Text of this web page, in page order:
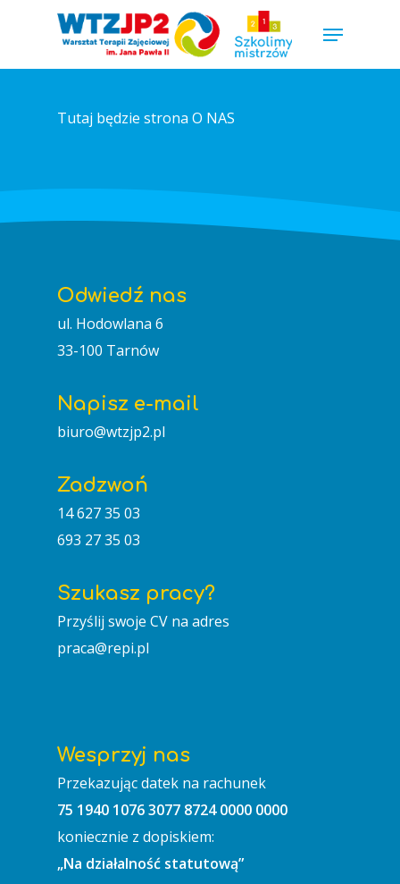
Hit enter to search or ESC to close
Tutaj będzie strona O NAS
Odwiedź nas
ul. Hodowlana 6
33-100 Tarnów
Napisz e-mail
biuro@wtzjp2.pl
Zadzwoń
14 627 35 03
693 27 35 03
Szukasz pracy?
Przyślij swoje CV na adres
praca@repi.pl
Wesprzyj nas
Przekazując datek na rachunek
75 1940 1076 3077 8724 0000 0000
koniecznie z dopiskiem:
„Na działalność statutową”